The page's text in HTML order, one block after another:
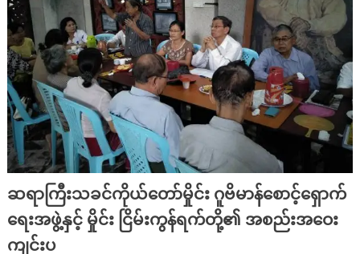
ဆရာကြီးသခင်​ကိုယ်​​တော်​မှိုင်း ဂူဗိမာန်​​စောင့်​ရှောက်​​
ရေးအဖွဲ့နှင့် ​မှိုင်း ငြိမ်းကွန်​ရက်​တို့၏ အစည်းအ​ဝေး
ကျင်းပ